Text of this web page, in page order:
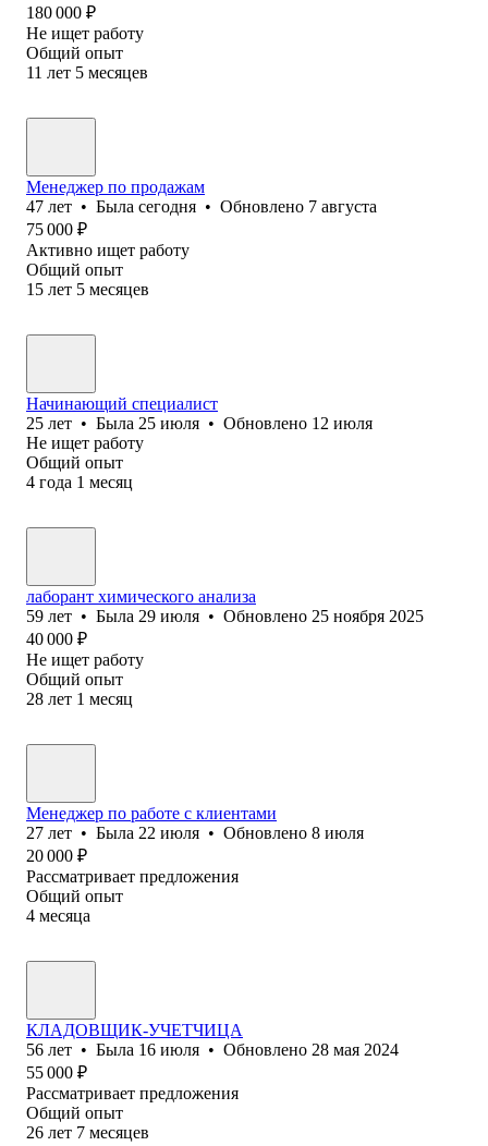
180 000 ₽
Не ищет работу
Общий опыт
11 лет 5 месяцев
Менеджер по продажам
47 лет • Была сегодня • Обновлено 7 августа
75 000 ₽
Активно ищет работу
Общий опыт
15 лет 5 месяцев
Начинающий специалист
25 лет • Была 25 июля • Обновлено 12 июля
Не ищет работу
Общий опыт
4 года 1 месяц
лаборант химического анализа
59 лет • Была 29 июля • Обновлено 25 ноября 2025
40 000 ₽
Не ищет работу
Общий опыт
28 лет 1 месяц
Менеджер по работе с клиентами
27 лет • Была 22 июля • Обновлено 8 июля
20 000 ₽
Рассматривает предложения
Общий опыт
4 месяца
КЛАДОВЩИК-УЧЕТЧИЦА
56 лет • Была 16 июля • Обновлено 28 мая 2024
55 000 ₽
Рассматривает предложения
Общий опыт
26 лет 7 месяцев